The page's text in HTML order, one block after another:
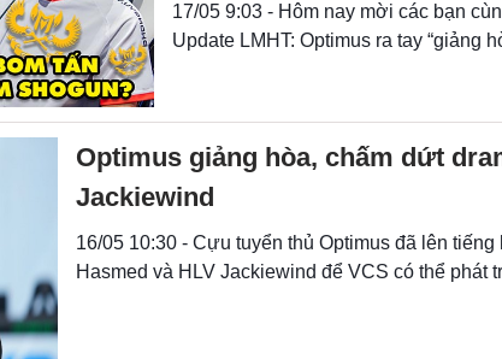
17/05 9:03 - Hôm nay mời các bạn
Update LMHT: Optimus ra tay “giảng
Optimus giảng hòa, chấm dứt
Jackiewind
16/05 10:30 - Cựu tuyển thủ Optimus đã lên
Hasmed và HLV Jackiewind để VCS có thể phát